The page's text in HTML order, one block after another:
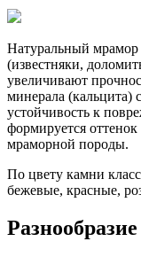
Натуральный мрамор
(известняки,
увеличивают
минерала (кальцита)
устойчивость к
формируется
мраморной породы.
По цвету камни
бежевые, красные,